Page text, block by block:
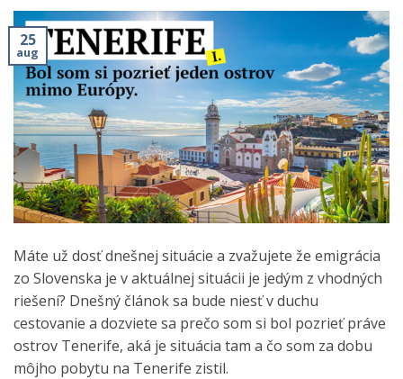
25
aug
Máte už dosť dnešnej situácie a zvažujete že emigrácia
zo Slovenska je v aktuálnej situácii je jedým z vhodných
riešení? Dnešný článok sa bude niesť v duchu
cestovanie a dozviete sa prečo som si bol pozrieť práve
ostrov Tenerife, aká je situácia tam a čo som za dobu
môjho pobytu na Tenerife zistil.